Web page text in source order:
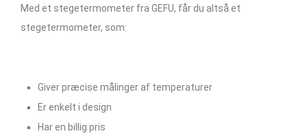
Med et stegetermometer fra GEFU, får du altså et
stegetermometer, som:
Giver præcise målinger af temperaturer
Er enkelt i design
Har en billig pris